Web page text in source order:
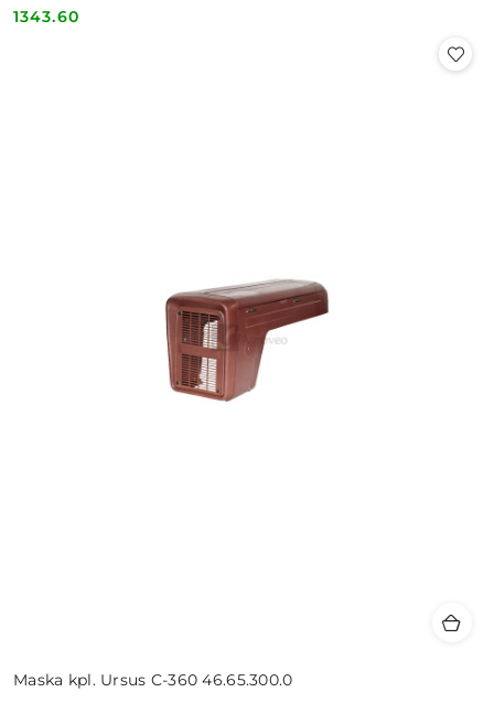
Cena:
1343.60
Maska kpl. Ursus C-360 46.65.300.0